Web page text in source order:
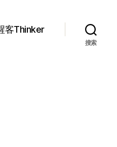
客Thinker
搜索